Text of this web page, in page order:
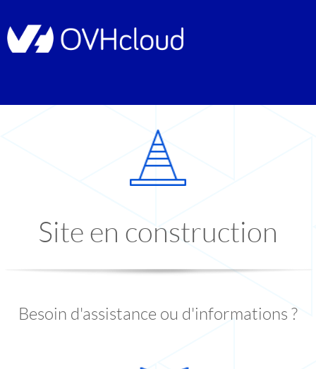
Site en construction
Besoin d'assistance ou d'informations ?